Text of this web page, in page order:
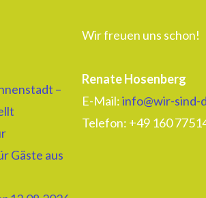
–
Gäste aus
Wir freuen uns schon!
Renate Hosenberg
E-Mail:info@wir-sind-
Telefon: ‭+49 160